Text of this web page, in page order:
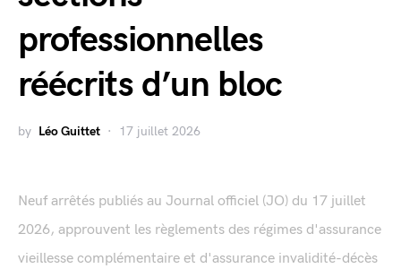
professionnelles
réécrits d’un bloc
by Léo Guittet 17 juillet 2026
Neuf arrêtés publiés au Journal officiel (JO) du 17 juillet
2026, approuvent les règlements des régimes d'assurance
vieillesse complémentaire et d'assurance invalidité-décès